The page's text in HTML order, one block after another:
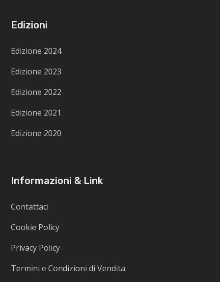
Edizioni
Edizione 2024
Edizione 2023
Edizione 2022
Edizione 2021
Edizione 2020
Informazioni & Link
Contattaci
Cookie Policy
Privacy Policy
Termini e Condizioni di Vendita